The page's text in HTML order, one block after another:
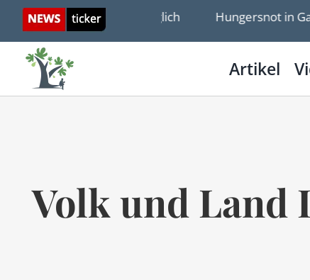
Skip
content
Naharia wieder zugänglich Hungersnot in
Artikel
Volk und Land